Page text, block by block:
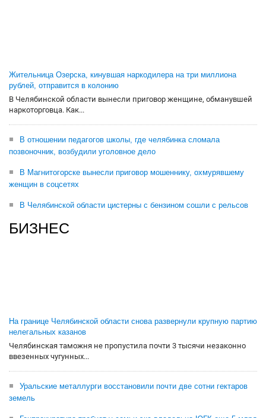
Жительница Озерска, кинувшая наркодилера на три миллиона
рублей, отправится в колонию
В Челябинской области вынесли приговор женщине, обманувшей
наркоторговца. Как...
В отношении педагогов школы, где челябинка сломала
позвоночник, возбудили уголовное дело
В Магнитогорске вынесли приговор мошеннику, охмурявшему
женщин в соцсетях
В Челябинской области цистерны с бензином сошли с рельсов
БИЗНЕС
На границе Челябинской области снова развернули крупную партию
нелегальных казанов
Челябинская таможня не пропустила почти 3 тысячи незаконно
ввезенных чугунных...
Уральские металлурги восстановили почти две сотни гектаров
земель